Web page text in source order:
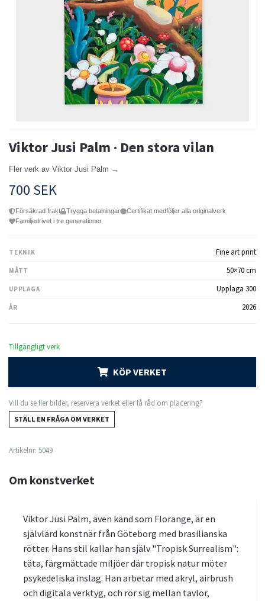
Viktor Jusi Palm · Den stora vilan
Fler verk av Viktor Jusi Palm →
700 SEK
Försäkrad frakt Trygga betalningar
Certifikat medföljer alla originalverk
Familjedrivet i tre generationer
TEKNIK Fine art print
MÅTT 50×70 cm
UPPLAGA Upplaga 300
ÅR 2026
Tillgängligt verk
KÖP VERKET
Vill du se fler bilder, reservera verket eller få råd om placering?
STÄLL EN FRÅGA OM VERKET
Artikelnr: 5049
Om konstverket
Viktor Jusi Palm, även känd som Florange, är en
självlärd konstnär från Göteborg med brasilianska
rötter. Hans stil kallar han själv "Tropisk Surrealism":
täta, färgmättade miljöer där tropisk natur möter
psykedeliska inslag. Han arbetar med akryl, airbrush
och digitala verktyg, och rör sig mellan tavlor,